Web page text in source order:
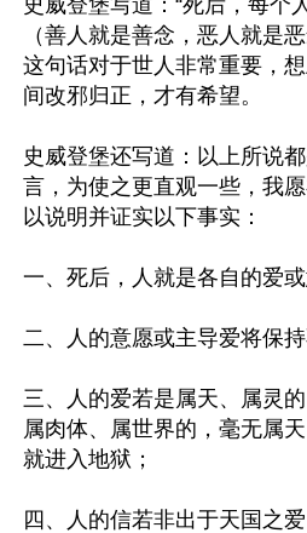
史威登堡写道：“死后，每个
（善人就是善念，恶人就是
这句话对于世人非常重要，
间改邪归正，才有希望。
史威登堡还写道：以上所说
言，为使之更直观一些，我
以说明并证实以下事实：
一、死后，人就是各自的爱或
二、人的意愿或主导爱将保
三、人的爱若是属天、属灵
属肉体、属世界的，毫无属
就进入地狱；
四、人的信若非出于天国之